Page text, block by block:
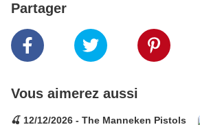
Partager
Vous aimerez aussi
🍒 12/12/2026 - The Manneken Pistols